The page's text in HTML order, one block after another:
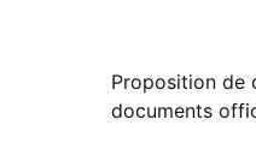
Proposition de
documents